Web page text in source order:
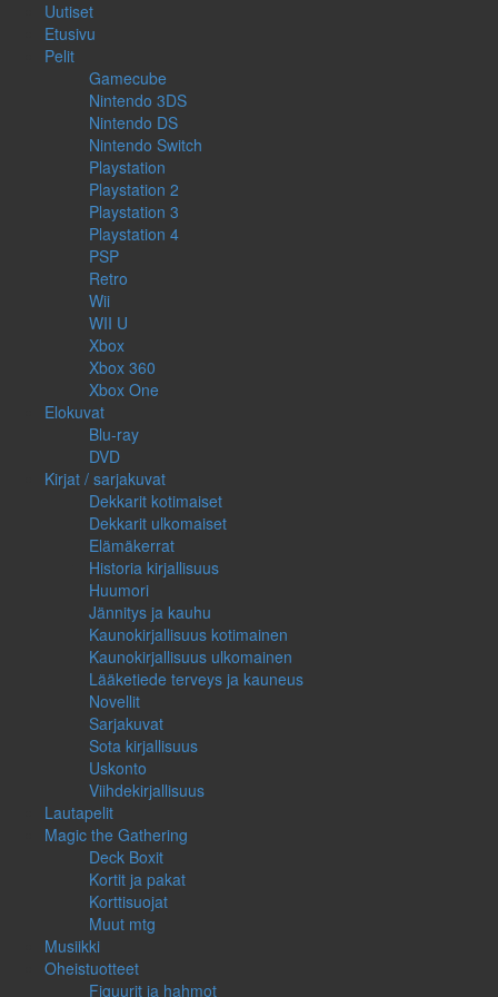
Uutiset
Etusivu
Pelit
Gamecube
Nintendo 3DS
Nintendo DS
Nintendo Switch
Playstation
Playstation 2
Playstation 3
Playstation 4
PSP
Retro
Wii
WII U
Xbox
Xbox 360
Xbox One
Elokuvat
Blu-ray
DVD
Kirjat / sarjakuvat
Dekkarit kotimaiset
Dekkarit ulkomaiset
Elämäkerrat
Historia kirjallisuus
Huumori
Jännitys ja kauhu
Kaunokirjallisuus kotimainen
Kaunokirjallisuus ulkomainen
Lääketiede terveys ja kauneus
Novellit
Sarjakuvat
Sota kirjallisuus
Uskonto
Viihdekirjallisuus
Lautapelit
Magic the Gathering
Deck Boxit
Kortit ja pakat
Korttisuojat
Muut mtg
Musiikki
Oheistuotteet
Figuurit ja hahmot